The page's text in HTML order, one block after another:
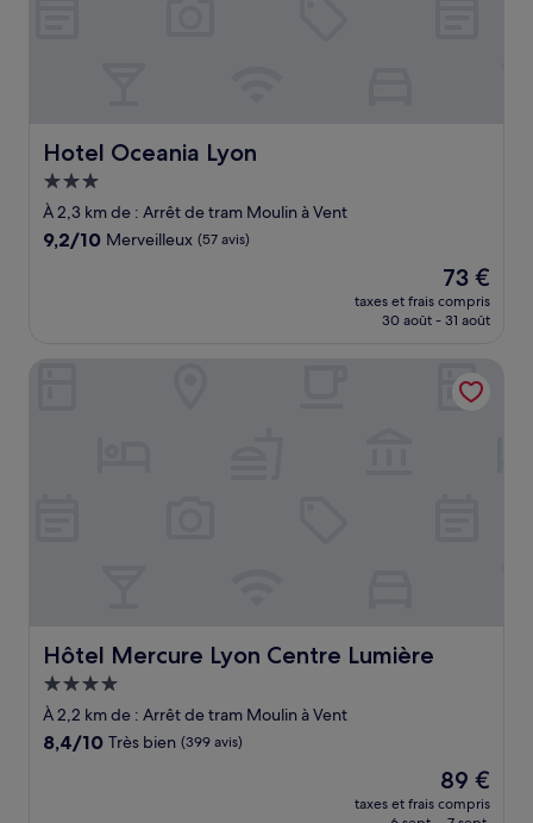
Hotel Oceania Lyon
Hotel Oceania Lyon
Hébergement
3.0 étoiles
À 2,3 km de : Arrêt de tram Moulin à Vent
9.2
9,2/10 Merveilleux (57 avis)
Le
nouveau
prix
de
73 €
73 €
taxes et frais compris
30 août - 31 août
Hôtel Mercure Lyon Centre Lumière
Hôtel Mercure Lyon Centre Lumière
Hébergement
4.0 étoiles
À 2,2 km de : Arrêt de tram Moulin à Vent
8.4
8,4/10 Très bien (399 avis)
Le
nouveau
prix
89 €
taxes et frais compris